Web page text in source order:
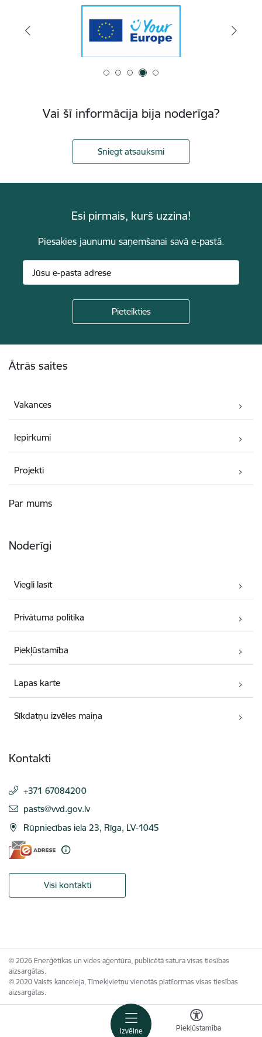
Izvēlne Piekļūstamība
Vai šī informācija bija noderīga?
Sniegt atsauksmi
Esi pirmais, kurš uzzina!
Piesakies jaunumu saņemšanai savā e-pastā.
Ātrās saites
Vakances
Iepirkumi
Projekti
Par mums
Noderīgi
Viegli lasīt
Privātuma politika
Piekļūstamība
Lapas karte
Sīkdatņu izvēles maiņa
Kontakti
+371 67084200
E-pasts:
pasts@vvd.gov.lv
Rūpniecības iela 23, Rīga, LV-1045
Visi kontakti
© 2026 Enerģētikas un vides aģentūra, publicētā satura visas tiesības
aizsargātas.
© 2020 Valsts kanceleja, Tīmekļvietņu vienotās platformas visas tiesības
aizsargātas.